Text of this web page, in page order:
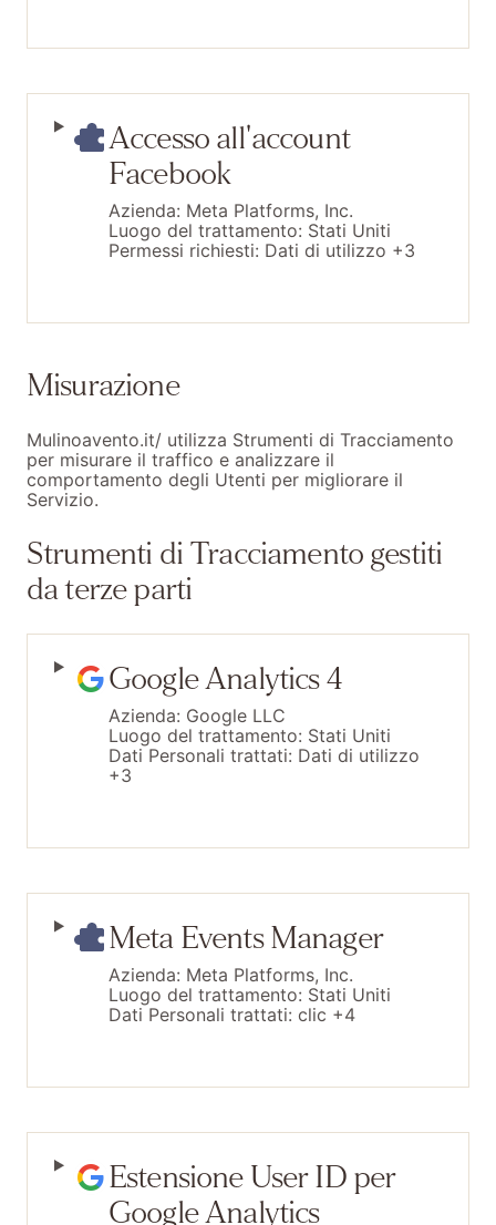
Accesso all'account
Facebook
Azienda: Meta Platforms, Inc.
Luogo del trattamento: Stati Uniti
Permessi richiesti: Dati di utilizzo +3
Misurazione
Mulinoavento.it/ utilizza Strumenti di Tracciamento
per misurare il traffico e analizzare il
comportamento degli Utenti per migliorare il
Servizio.
Strumenti di Tracciamento gestiti
da terze parti
Google Analytics 4
Azienda: Google LLC
Luogo del trattamento: Stati Uniti
Dati Personali trattati: Dati di utilizzo
+3
Meta Events Manager
Azienda: Meta Platforms, Inc.
Luogo del trattamento: Stati Uniti
Dati Personali trattati: clic +4
Estensione User ID per
Google Analytics